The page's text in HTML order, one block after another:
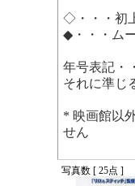
◇・・・初
◆・・・ム
年号表記・
それに準じ
* 映画館以
せん
写真数 [ 25点 ]